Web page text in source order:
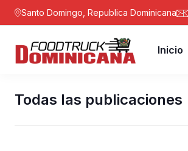
Santo Domingo, Republica Dominicana
Inicio
Todas las publicaciones